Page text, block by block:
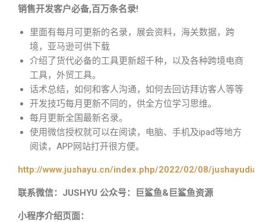
销售开发客户必备,百万条名录!
里面有每月可更新的名录，展会资料，海关数据，跨
境，亚马逊可供下载
介绍了货代必备的工具更新超千种，以及各种跨境电商
工具，外贸工具。
话术总结，如何和客人沟通，如何去回访拜访客人等等
开发技巧每月更新不同的，供全方位学习思维。
每月更新全国最新名录。
使用微信授权就可以在阅读，电脑、手机及ipad等地方
阅读，APP网站打开很方便。
http://www.jushayu.cn/index.php/2022/02/08/
联系微信：JUSHYU 公众号：巨鲨鱼&巨鲨鱼资源
小程序介绍页面：